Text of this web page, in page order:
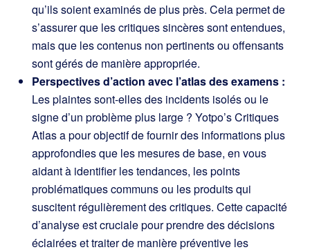
qu’ils soient examinés de plus près. Cela permet de
s’assurer que les critiques sincères sont entendues,
mais que les contenus non pertinents ou offensants
sont gérés de manière appropriée.
Perspectives d’action avec l’atlas des examens :
Les plaintes sont-elles des incidents isolés ou le
signe d’un problème plus large ? Yotpo’sCritiques
Atlasa pour objectif de fournir des informations plus
approfondies que les mesures de base, en vous
aidant à identifier les tendances, les points
problématiques communs ou les produits qui
suscitent régulièrement des critiques. Cette capacité
d’analyse est cruciale pour prendre des décisions
éclairées et traiter de manière préventive les